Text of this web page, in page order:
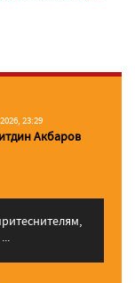
23:29
Акбаров